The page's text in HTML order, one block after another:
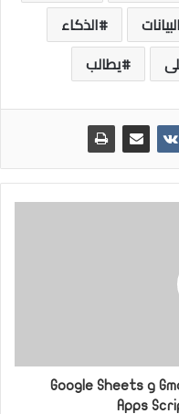
البيانات
الذكاء
يطالب
كيفية استخدام الفكرة مع Gmail و Google Sheets